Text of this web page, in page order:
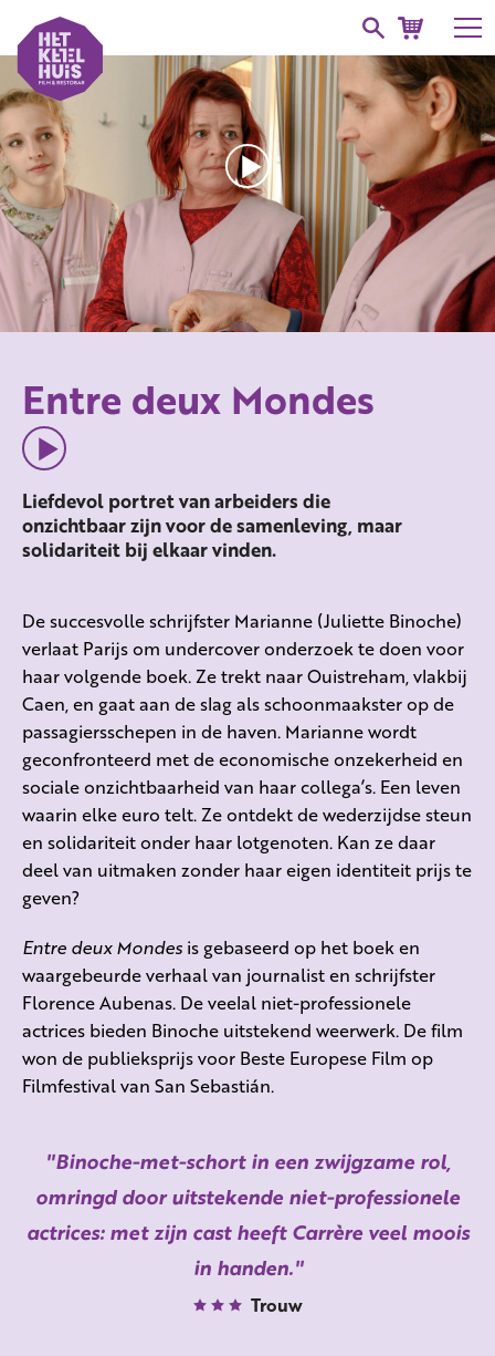
Entre deux Mondes
Liefdevol portret van arbeiders die
onzichtbaar zijn voor de samenleving, maar
solidariteit bij elkaar vinden.
De succesvolle schrijfster Marianne (Juliette Binoche)
verlaat Parijs om undercover onderzoek te doen voor
haar volgende boek. Ze trekt naar Ouistreham, vlakbij
Caen, en gaat aan de slag als schoonmaakster op de
passagiersschepen in de haven. Marianne wordt
geconfronteerd met de economische onzekerheid en
sociale onzichtbaarheid van haar collega’s. Een leven
waarin elke euro telt. Ze ontdekt de wederzijdse steun
en solidariteit onder haar lotgenoten. Kan ze daar
deel van uitmaken zonder haar eigen identiteit prijs te
geven?
Entre deux Mondes is gebaseerd op het boek en
waargebeurde verhaal van journalist en schrijfster
Florence Aubenas. De veelal niet-professionele
actrices bieden Binoche uitstekend weerwerk. De film
won de publieksprijs voor Beste Europese Film op
Filmfestival van San Sebastián.
Binoche-met-schort in een zwijgzame rol,
omringd door uitstekende niet-professionele
actrices: met zijn cast heeft Carrère veel moois
in handen.
Trouw